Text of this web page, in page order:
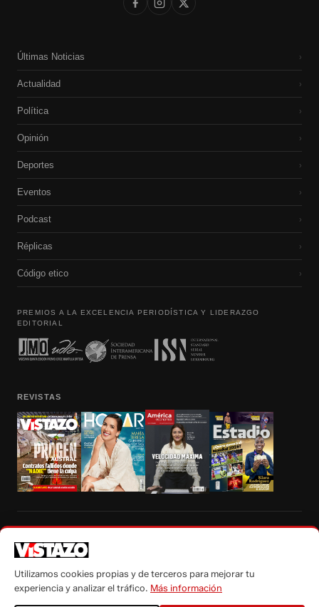
Últimas Noticias ›
Actualidad ›
Política ›
Opinión ›
Deportes ›
Eventos ›
Podcast ›
Réplicas ›
Código etico ›
PREMIOS A LA EXCELENCIA PERIODÍSTICA Y LIDERAZGO
EDITORIAL
REVISTAS
autorización escrita de su titular, de todos los contenidos de Vistazo.com.
Utilizamos cookies propias y de terceros para mejorar tu
experiencia y analizar el tráfico. Más información